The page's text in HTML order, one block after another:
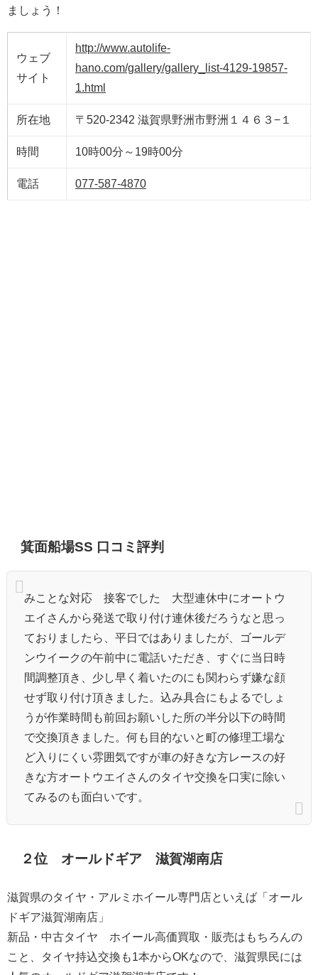
ましょう！
ウェブ
サイト
http://www.autolife-
hano.com/gallery/gallery_list-4129-19857-
1.html
所在地 〒520-2342 滋賀県野洲市野洲１４６３−１
時間 10時00分～19時00分
電話 077-587-4870
箕面船場SS 口コミ評判
みことな対応 接客でした 大型連休中にオートウ
エイさんから発送で取り付け連休後だろうなと思っ
ておりましたら、平日ではありましたが、ゴールデ
ンウイークの午前中に電話いただき、すぐに当日時
間調整頂き、少し早く着いたのにも関わらず嫌な顔
せず取り付け頂きました。込み具合にもよるでしょ
うが作業時間も前回お願いした所の半分以下の時間
で交換頂きました。何も目的ないと町の修理工場な
ど入りにくい雰囲気ですが車の好きな方レースの好
きな方オートウエイさんのタイヤ交換を口実に除い
てみるのも面白いです。
２位 オールドギア 滋賀湖南店
滋賀県のタイヤ・アルミホイール専門店といえば「オール
ドギア滋賀湖南店」
新品・中古タイヤ ホイール高価買取・販売はもちろんの
こと、タイヤ持込交換も1本からOKなので、滋賀県民には